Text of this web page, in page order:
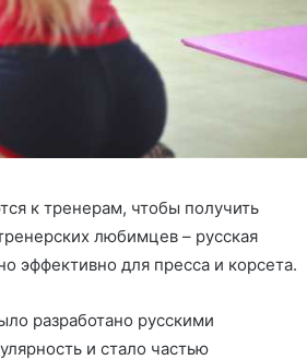
к тренерам, чтобы получить
любимцев – русская
эффективно для пресса и корсета.
разработано русскими
и стало частью